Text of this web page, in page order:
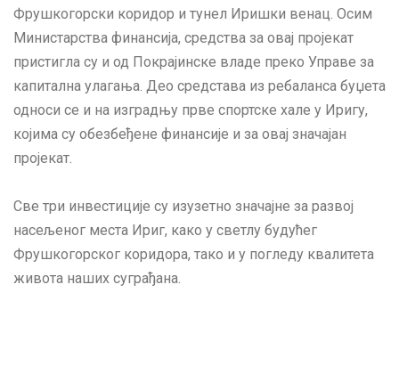
Фрушкогорски коридор и тунел Иришки венац. Осим
Министарства финансија, средства за овај пројекат
пристигла су и од Покрајинске владе преко Управе за
капитална улагања. Део средстава из ребаланса буџета
односи се и на изградњу прве спортске хале у Иригу,
којима су обезбеђене финансије и за овај значајан
пројекат.
Све три инвестиције су изузетно значајне за развој
насељеног места Ириг, како у светлу будућег
Фрушкогорског коридора, тако и у погледу квалитета
живота наших суграђана.